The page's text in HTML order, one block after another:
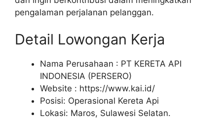
pengalaman perjalanan pelanggan.
Detail Lowongan Kerja
Nama Perusahaan : PT KERETA API
INDONESIA (PERSERO)
Website : https://www.kai.id/
Posisi: Operasional Kereta Api
Lokasi: Maros, Sulawesi Selatan.